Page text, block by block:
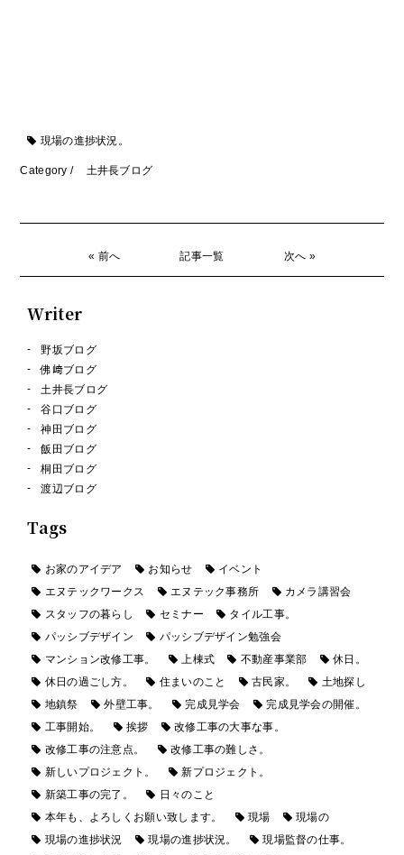
現場の進捗状況。
Category / 土井長ブログ
« 前へ 記事一覧 次へ »
Writer
野坂ブログ
佛﨑ブログ
土井長ブログ
谷口ブログ
神田ブログ
飯田ブログ
桐田ブログ
渡辺ブログ
Tags
お家のアイデア お知らせ
イベント
エヌテックワークス
エヌテック事務所
カメラ講習会
スタッフの暮らし
セミナー
タイル工事。
パッシブデザイン
パッシブデザイン勉強会
マンション改修工事。
上棟式 不動産事業部
休日。
休日の過ごし方。
住まいのこと 古民家。
土地探し
地鎮祭
外壁工事。 完成見学会
完成見学会の開催。
工事開始。
挨拶
改修工事の大事な事。
改修工事の注意点。
改修工事の難しさ。
新しいプロジェクト。
新プロジェクト。
新築工事の完了。
日々のこと
本年も、よろしくお願い致します。
現場
現場の
現場の進捗状況
現場の進捗状況。
現場監督の仕事。